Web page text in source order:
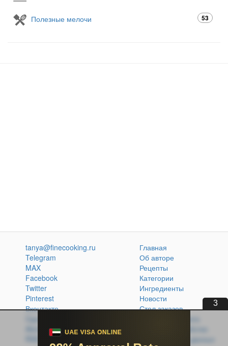
Полезные мелочи 53
2
tanya@finecooking.ru
Telegram
MAX
Facebook
Twitter
Pinterest
Вконтакте
Одноклассники
Главная
Об авторе
Рецепты
Категории
Ингредиенты
Новости
Стол заказов
Кулинарная книга
Политика обработки
персональных данных